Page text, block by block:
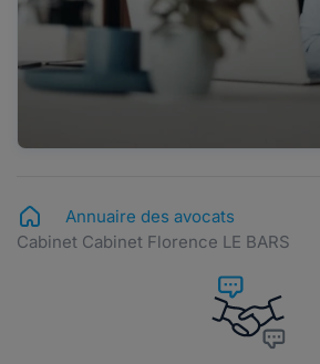
Annuaire des avocats
Cabinet Cabinet Florence LE BARS